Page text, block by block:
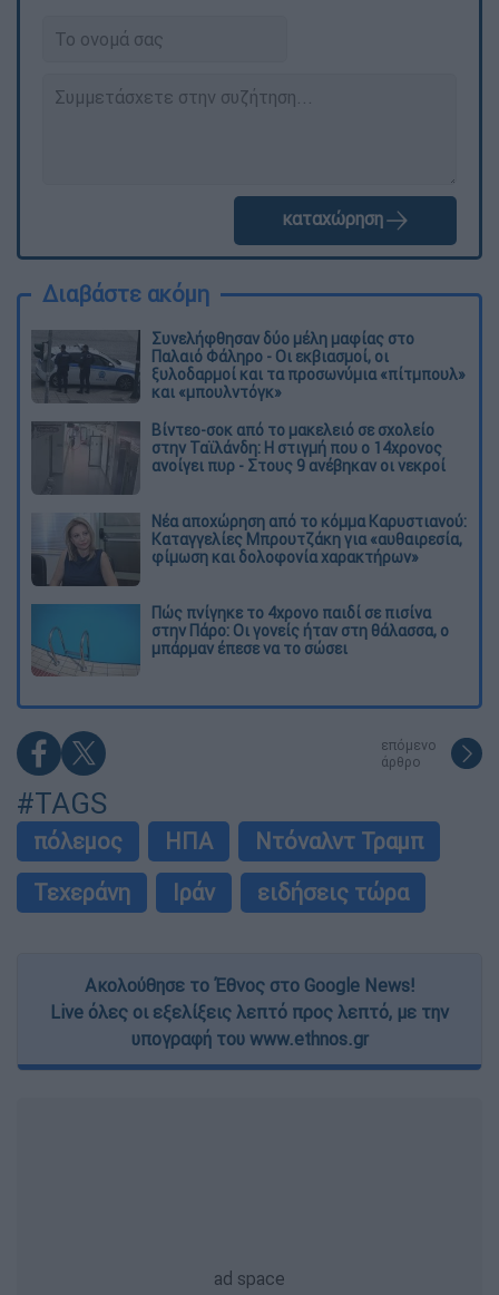
καταχώρηση
Διαβάστε ακόμη
Συνελήφθησαν δύο μέλη μαφίας στο
Παλαιό Φάληρο - Οι εκβιασμοί, οι
ξυλοδαρμοί και τα προσωνύμια «πίτμπουλ»
και «μπουλντόγκ»
Βίντεο-σοκ από το μακελειό σε σχολείο
στην Ταϊλάνδη: Η στιγμή που ο 14χρονος
ανοίγει πυρ - Στους 9 ανέβηκαν οι νεκροί
Νέα αποχώρηση από το κόμμα Καρυστιανού:
Καταγγελίες Μπρουτζάκη για «αυθαιρεσία,
φίμωση και δολοφονία χαρακτήρων»
Πώς πνίγηκε το 4χρονο παιδί σε πισίνα
στην Πάρο: Οι γονείς ήταν στη θάλασσα, ο
μπάρμαν έπεσε να το σώσει
επόμενο
άρθρο
#TAGS
πόλεμος ΗΠΑ
Ντόναλντ Τραμπ
Τεχεράνη
Ιράν ειδήσεις τώρα
Ακολούθησε το Έθνος στο Google News!
Live όλες οι εξελίξεις λεπτό προς λεπτό, με την
υπογραφή του www.ethnos.gr